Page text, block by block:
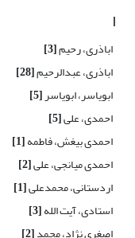
ا
اباذری، رحیم[3]
اباذری، عبدالرحیم[28]
ابویاسر، ابویاسر[5]
احمدی، علی[5]
احمدی بیغش، فاطمه[1]
احمدی میانجی، علی[2]
اردستانی، محمدعلی[1]
استادی، آیت الله[3]